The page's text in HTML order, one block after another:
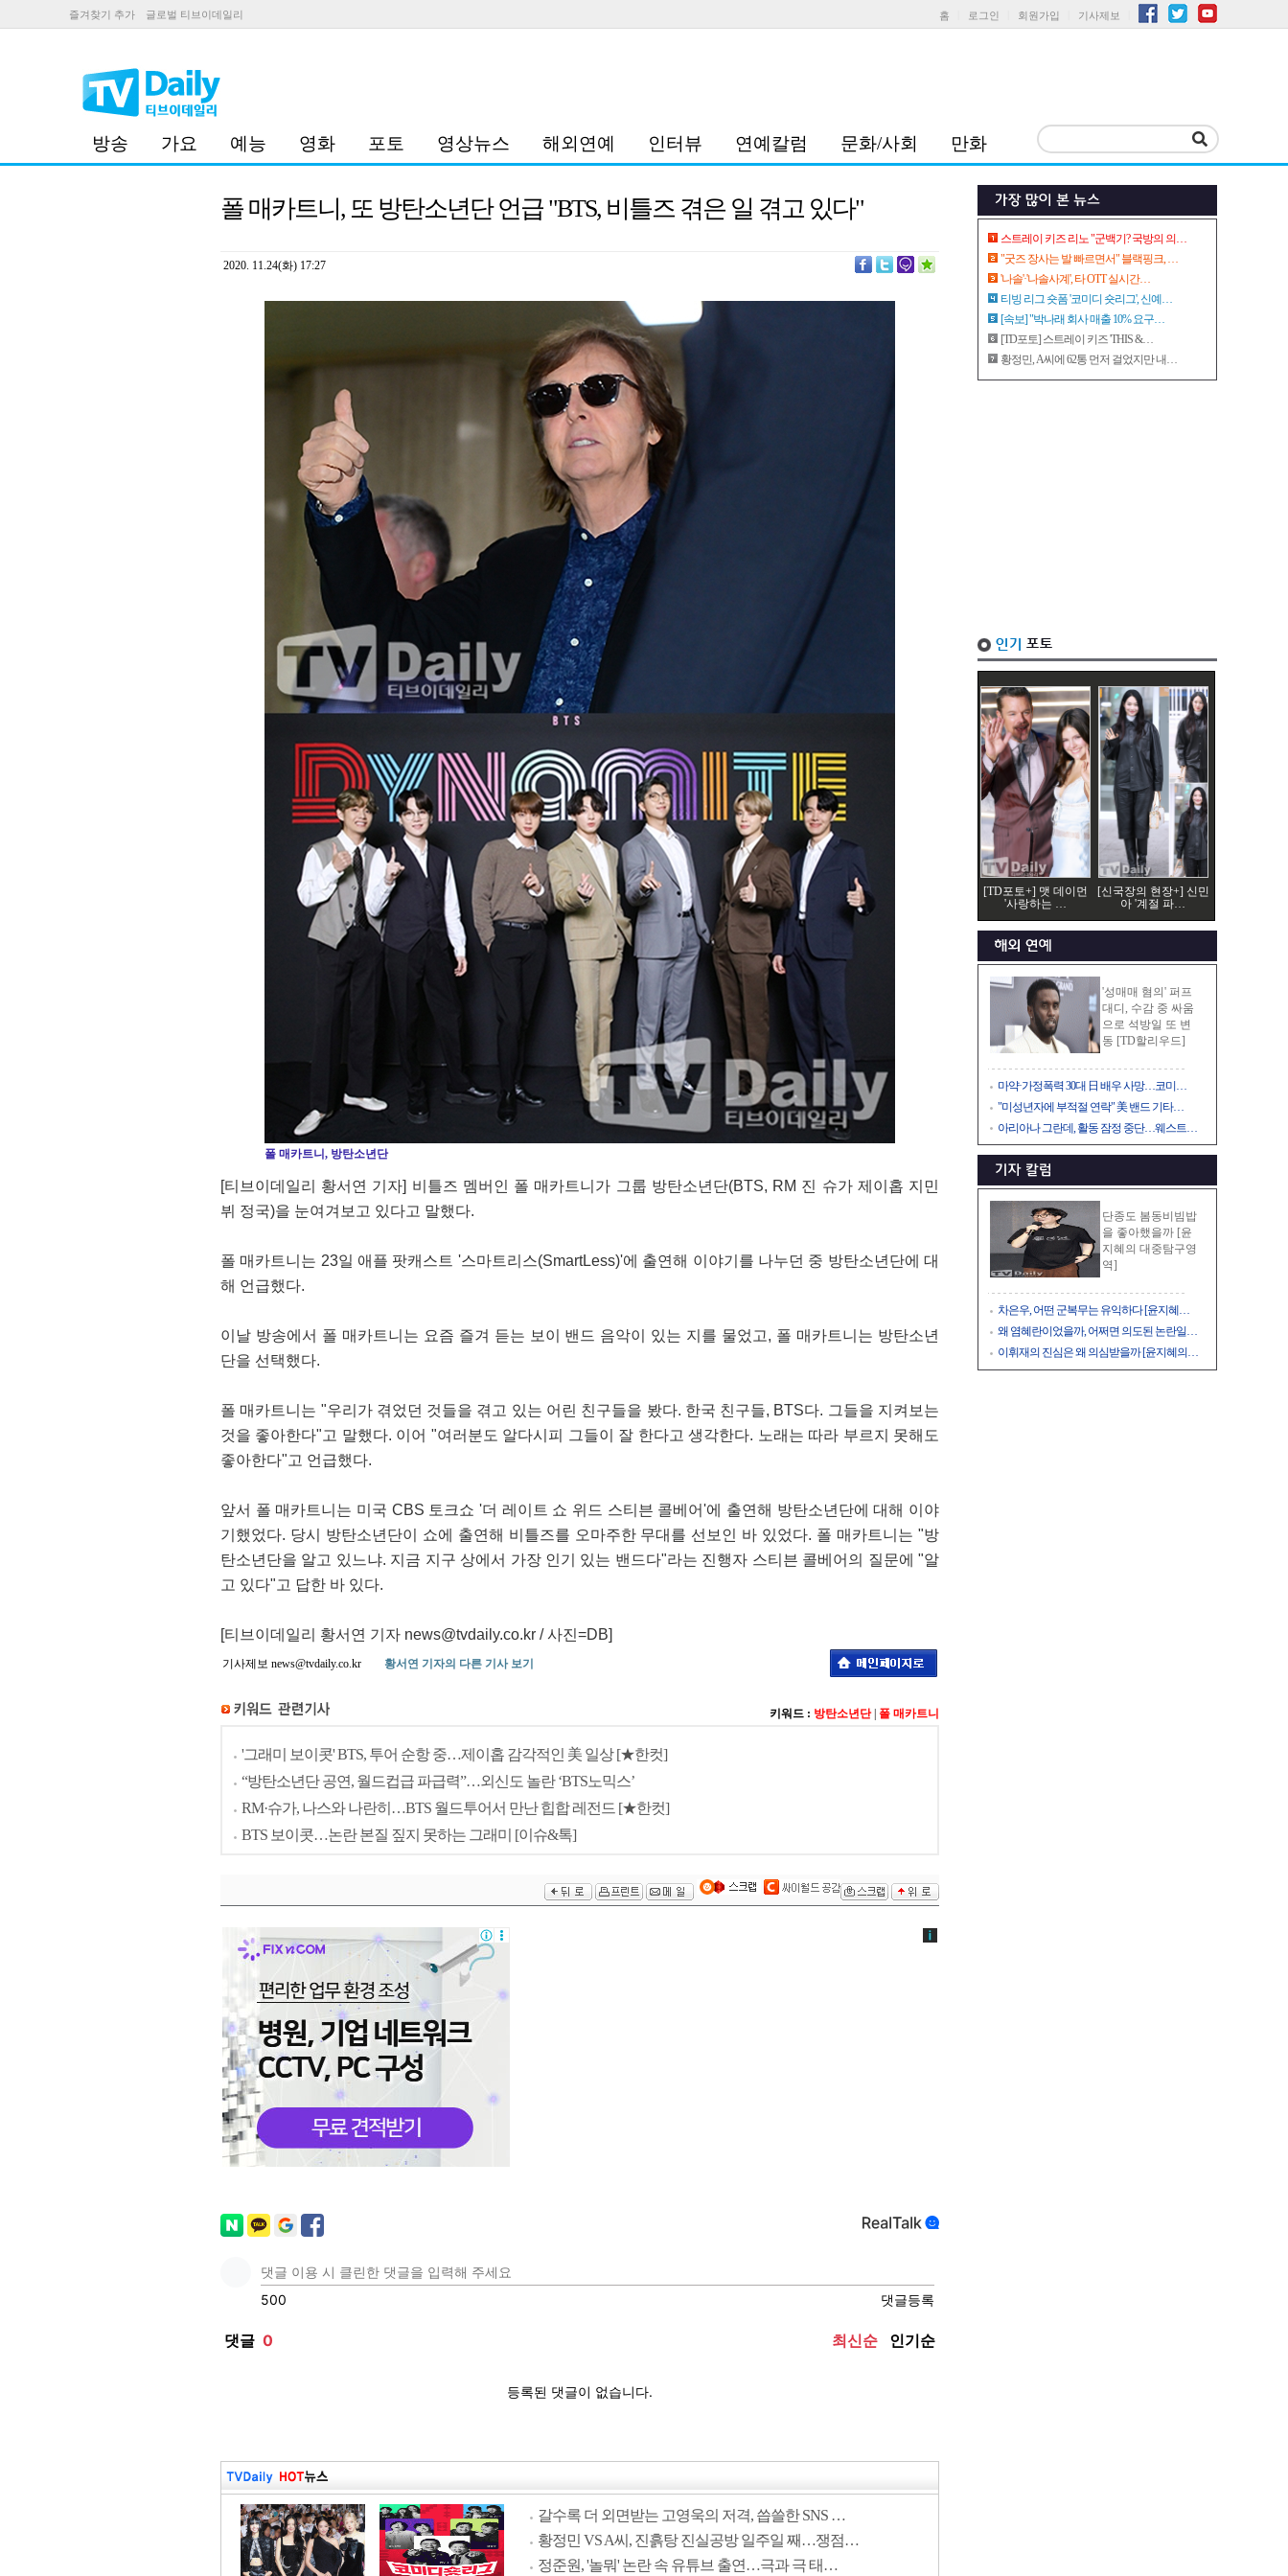
즐겨찾기 추가 글로벌 티브이데일리 홈 로그인 회원가입 기사제보
방송 가요 예능 영화 포토 영상뉴스 해외연예 인터뷰 연예칼럼 문화/사회 만화
폴 매카트니, 또 방탄소년단 언급 "BTS, 비틀즈 겪은 일 겪고 있다"
2020. 11.24(화) 17:27
폴 매카트니, 방탄소년단
[티브이데일리 황서연 기자] 비틀즈 멤버인 폴 매카트니가 그룹 방탄소년단(BTS, RM 진 슈가 제이홉 지민
뷔 정국)을 눈여겨보고 있다고 말했다.
폴 매카트니는 23일 애플 팟캐스트 '스마트리스(SmartLess)'에 출연해 이야기를 나누던 중 방탄소년단에 대
해 언급했다.
이날 방송에서 폴 매카트니는 요즘 즐겨 듣는 보이 밴드 음악이 있는 지를 물었고, 폴 매카트니는 방탄소년
단을 선택했다.
폴 매카트니는 "우리가 겪었던 것들을 겪고 있는 어린 친구들을 봤다. 한국 친구들, BTS다. 그들을 지켜보는
것을 좋아한다"고 말했다. 이어 "여러분도 알다시피 그들이 잘 한다고 생각한다. 노래는 따라 부르지 못해도
좋아한다"고 언급했다.
앞서 폴 매카트니는 미국 CBS 토크쇼 '더 레이트 쇼 위드 스티븐 콜베어'에 출연해 방탄소년단에 대해 이야
기했었다. 당시 방탄소년단이 쇼에 출연해 비틀즈를 오마주한 무대를 선보인 바 있었다. 폴 매카트니는 "방
탄소년단을 알고 있느냐. 지금 지구 상에서 가장 인기 있는 밴드다"라는 진행자 스티븐 콜베어의 질문에 "알
고 있다"고 답한 바 있다.
[티브이데일리 황서연 기자 news@tvdaily.co.kr / 사진=DB]
기사제보 news@tvdaily.co.kr 황서연 기자의 다른 기사 보기
키워드 : 방탄소년단| 폴 매카트니
'그래미 보이콧' BTS, 투어 순항 중…제이홉 감각적인 美 일상 [★한컷]
“방탄소년단 공연, 월드컵급 파급력”…외신도 놀란 ‘BTS노믹스’
RM·슈가, 나스와 나란히…BTS 월드투어서 만난 힙합 레전드 [★한컷]
BTS 보이콧…논란 본질 짚지 못하는 그래미 [이슈&톡]
갈수록 더 외면받는 고영욱의 저격, 씁쓸한 SNS …
황정민 VS A씨, 진흙탕 진실공방 일주일 째…쟁점…
정준원, '놀뭐' 논란 속 유튜브 출연…극과 극 태…
스트레이 키즈 리노 "군백기? 국방의 의…
"굿즈 장사는 발 빠르면서" 블랙핑크, …
'나솔'·'나솔사계', 타 OTT 실시간…
티빙 리그 숏폼 '코미디 숏리그', 신예…
[속보] "박나래 회사 매출 10% 요구…
[TD포토] 스트레이 키즈 'THIS &…
황정민, A씨에 62통 먼저 걸었지만 내…
[TD포토+] 맷 데이먼
'사랑하는 …
[신국장의 현장+] 신민
아 '계절 파…
'성매매 혐의' 퍼프
대디, 수감 중 싸움
으로 석방일 또 변
동 [TD할리우드]
마약·가정폭력 30대 日 배우 사망…코미…
"미성년자에 부적절 연락" 美 밴드 기타…
아리아나 그란데, 활동 잠정 중단…웨스트…
단종도 봄동비빔밥
을 좋아했을까 [윤
지혜의 대중탐구영
역]
차은우, 어떤 군복무는 유익하다 [윤지혜…
왜 염혜란이었을까, 어쩌면 의도된 논란일…
이휘재의 진심은 왜 의심받을까 [윤지혜의…